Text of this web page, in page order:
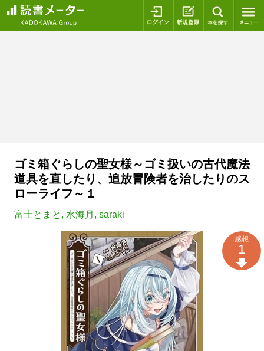
ログイン 新規登録
ゴミ箱ぐらしの聖女様～ゴミ扱いの古代魔法
道具を直したり、追放冒険者を治したりのス
ローライフ～１
富士とまと , 水海月 , saraki
感想
1